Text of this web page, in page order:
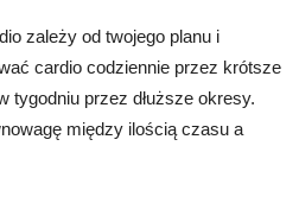
zależy od twojego planu i
cardio codziennie przez krótsze
tygodniu przez dłuższe okresy.
między ilością czasu a